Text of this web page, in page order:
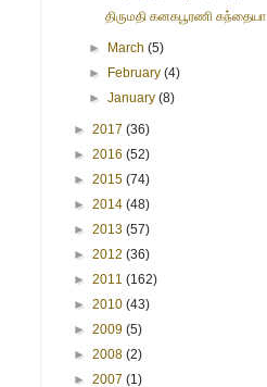
திருமதி கனகபூரணி கந்தையா
► March(5)
► February(4)
►January(8)
► 2017 (36)
► 2016 (52)
► 2015 (74)
► 2014 (48)
► 2013 (57)
► 2012 (36)
► 2011 (162)
► 2010 (43)
► 2009 (5)
► 2008 (2)
► 2007 (1)